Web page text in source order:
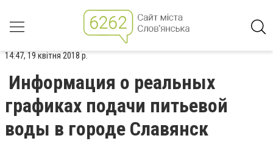
14:47, 19 квітня 2018 р.
Информация о реальных
графиках подачи питьевой
воды в городе Славянск